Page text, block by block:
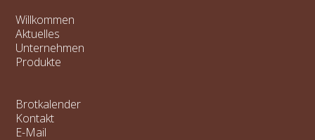
Willkommen
Aktuelles
Unternehmen
Produkte
Brotkalender
Kontakt
E-Mail